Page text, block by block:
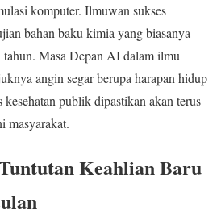
komputer. Ilmuwan sukses
bahan baku kimia yang biasanya
Masa Depan AI dalam ilmu
angin segar berupa harapan hidup
publik dipastikan akan terus
masyarakat.
Keahlian Baru